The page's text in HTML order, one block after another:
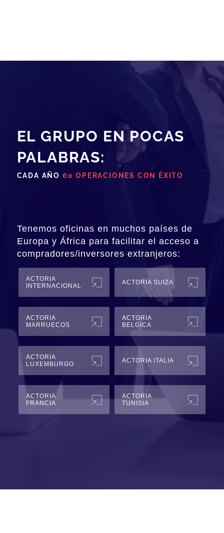
EL GRUPO EN POCAS
PALABRAS:
CADA AÑO 60 OPERACIONES CON ÉXITO
Tenemos oficinas en muchos países de
Europa y África para facilitar el acceso a
compradores/inversores extranjeros:
ACTORIA
INTERNACIONAL
ACTORIA SUIZA
ACTORIA
MARRUECOS
ACTORIA
BELGICA
ACTORIA
LUXEMBURGO
ACTORIA ITALIA
ACTORIA
FRANCIA
ACTORIA
TUNISIA